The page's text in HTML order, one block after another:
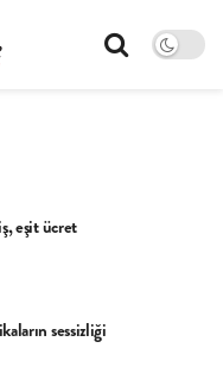
eşit ücret
sessizliği